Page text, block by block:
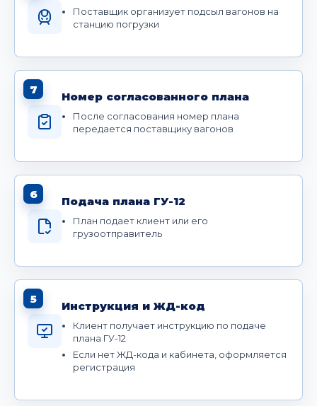
Поставщик организует подсыл вагонов на
станцию погрузки
7
Номер согласованного плана
После согласования номер плана
передается поставщику вагонов
6
Подача плана ГУ-12
План подает клиент или его
грузоотправитель
5
Инструкция и ЖД-код
Клиент получает инструкцию по подаче
плана ГУ-12
Если нет ЖД-кода и кабинета, оформляется
регистрация